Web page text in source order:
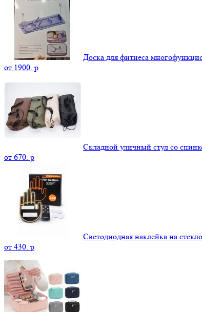
Доска для фитнеса
от 1900. p
Складной уличный стул со
от 670. p
Светодиодная наклейка на
от 430. p